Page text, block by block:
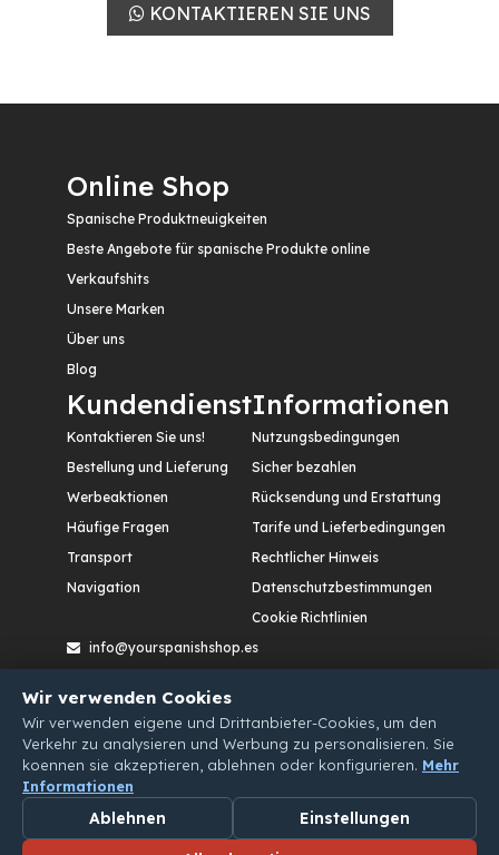
KONTAKTIEREN SIE UNS
Online Shop
Spanische Produktneuigkeiten
Beste Angebote für spanische Produkte online
Verkaufshits
Unsere Marken
Über uns
Blog
Kundendienst
Kontaktieren Sie uns!
Bestellung und Lieferung
Werbeaktionen
Häufige Fragen
Transport
Navigation
Informationen
Nutzungsbedingungen
Sicher bezahlen
Rücksendung und Erstattung
Tarife und Lieferbedingungen
Rechtlicher Hinweis
Datenschutzbestimmungen
Cookie Richtlinien
info@yourspanishshop.es
47012 – Valladolid. España
Wir verwenden Cookies
Wir verwenden eigene und Drittanbieter-Cookies, um den
Verkehr zu analysieren und Werbung zu personalisieren. Sie
koennen sie akzeptieren, ablehnen oder konfigurieren. Mehr
Informationen
Ablehnen Einstellungen